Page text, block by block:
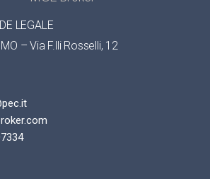
LEGALE
– Via F.lli Rosselli, 12